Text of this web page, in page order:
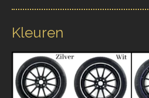
Kleuren